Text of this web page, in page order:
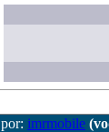
por: imrmobile